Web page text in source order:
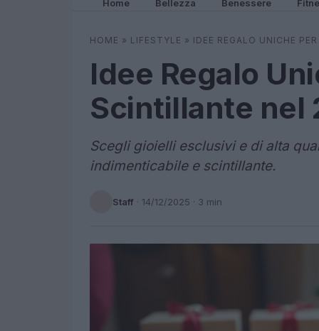
Home Bellezza Benessere
HOME » LIFESTYLE » IDEE REGALO UNICHE
Idee Regalo
Scintillante nel
Scegli gioielli esclusivi e di alta
indimenticabile e scintillante.
Staff · 14/12/2025 · 3 min